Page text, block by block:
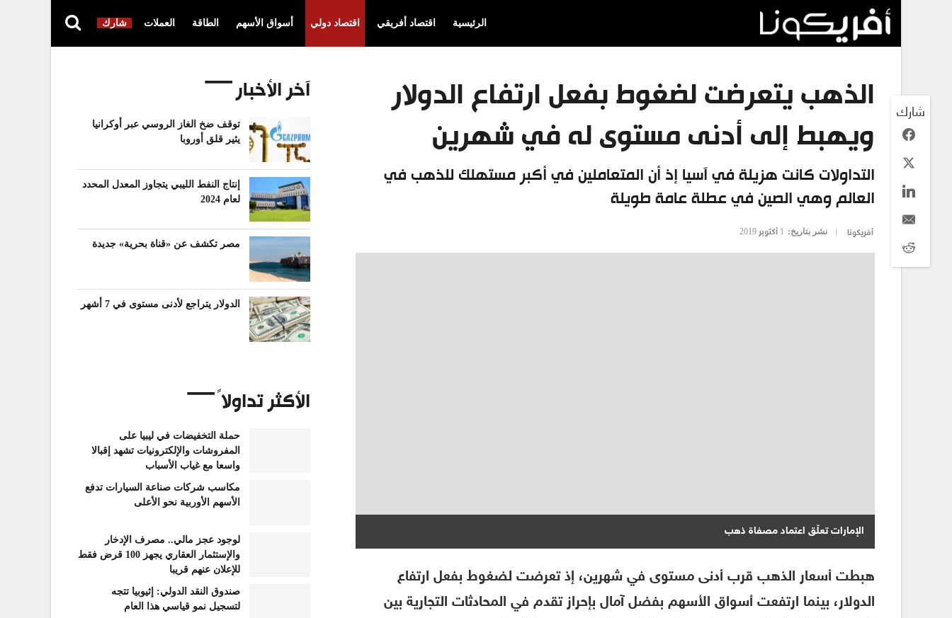
الرئيسية اقتصاد أفريقي اقتصاد دولي أسواق الأسهم الطاقة العملات شارك
الذهب يتعرضت لضغوط بفعل ارتفاع الدولار
ويهبط إلى أدنى مستوى له في شهرين
التداولات كانت هزيلة في آسيا إذ أن المتعاملين في أكبر مستهلك للذهب في
العالم وهي الصين في عطلة عامة طويلة
أفريكونا نشر بتاريخ: 1 أكتوبر 2019
الإمارات تعلّق اعتماد مصفاة ذهب
شارك
هبطت أسعار الذهب قرب أدنى مستوى في شهرين، إذ تعرضت لضغوط بفعل ارتفاع
الدولار، بينما ارتفعت أسواق الأسهم بفضل آمال بإحراز تقدم في المحادثات التجارية بين
آخر الأخبار
توقف ضخ الغاز الروسي عبر أوكرانيا
يثير قلق أوروبا
إنتاج النفط الليبي يتجاوز المعدل المحدد
لعام 2024
مصر تكشف عن «قناة بحرية» جديدة
الدولار يتراجع لأدنى مستوى في 7 أشهر
الأكثر تداولاً
حملة التخفيضات في ليبيا على
المفروشات والإلكترونيات تشهد إقبالا
واسعا مع غياب الأسباب
مكاسب شركات صناعة السيارات تدفع
الأسهم الأوربية نحو الأعلى
لوجود عجز مالي.. مصرف الإدخار
والإستثمار العقاري يجهز 100 قرض فقط
للإعلان عنهم قريبا
صندوق النقد الدولي: إثيوبيا تتجه
لتسجيل نمو قياسي هذا العام